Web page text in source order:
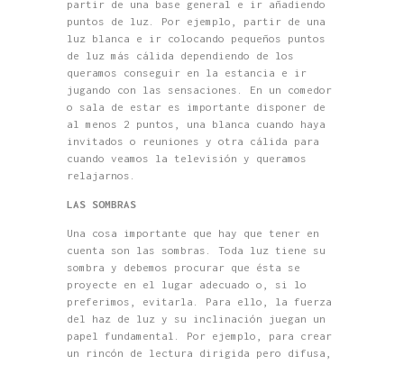
partir de una base general e ir añadiendo
puntos de luz. Por ejemplo, partir de una
luz blanca e ir colocando pequeños puntos
de luz más cálida dependiendo de los
queramos conseguir en la estancia e ir
jugando con las sensaciones. En un comedor
o sala de estar es importante disponer de
al menos 2 puntos, una blanca cuando haya
invitados o reuniones y otra cálida para
cuando veamos la televisión y queramos
relajarnos.
LAS SOMBRAS
Una cosa importante que hay que tener en
cuenta son las sombras. Toda luz tiene su
sombra y debemos procurar que ésta se
proyecte en el lugar adecuado o, si lo
preferimos, evitarla. Para ello, la fuerza
del haz de luz y su inclinación juegan un
papel fundamental. Por ejemplo, para crear
un rincón de lectura dirigida pero difusa,